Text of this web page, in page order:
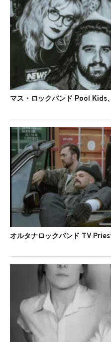
マス・ロックバンド Pool
オルタナロックバンド TV